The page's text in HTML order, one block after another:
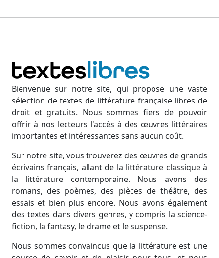
Bienvenue sur notre site, qui propose une vaste
sélection de textes de littérature française libres de
droit et gratuits. Nous sommes fiers de pouvoir
offrir à nos lecteurs l'accès à des œuvres littéraires
importantes et intéressantes sans aucun coût.
Sur notre site, vous trouverez des œuvres de grands
écrivains français, allant de la littérature classique à
la littérature contemporaine. Nous avons des
romans, des poèmes, des pièces de théâtre, des
essais et bien plus encore. Nous avons également
des textes dans divers genres, y compris la science-
fiction, la fantasy, le drame et le suspense.
Nous sommes convaincus que la littérature est une